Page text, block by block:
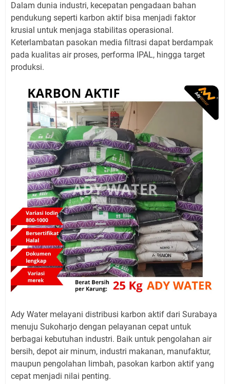
Dalam dunia industri, kecepatan pengadaan bahan
pendukung seperti karbon aktif bisa menjadi faktor
krusial untuk menjaga stabilitas operasional.
Keterlambatan pasokan media filtrasi dapat berdampak
pada kualitas air proses, performa IPAL, hingga target
produksi.
Ady Water melayani distribusi karbon aktif dari Surabaya
menuju Sukoharjo dengan pelayanan cepat untuk
berbagai kebutuhan industri. Baik untuk pengolahan air
bersih, depot air minum, industri makanan, manufaktur,
maupun pengolahan limbah, pasokan karbon aktif yang
cepat menjadi nilai penting.